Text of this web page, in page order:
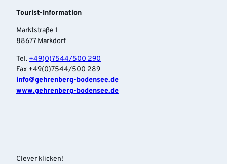
Tourist-Information
Marktstraße 1
88677 Markdorf
Tel. +49(0)7544/500 290
Fax +49(0)7544/500 289
info‎@gehrenberg-bodensee.de
www.gehrenberg-bodensee.de
Clever klicken!